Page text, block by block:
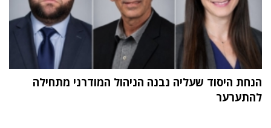
הנחת היסוד שעליה נבנה הניהול המודרני מתחילה
להתערער